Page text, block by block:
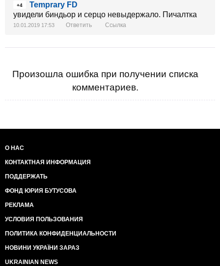
+4
Temprary FD
увидели биндьор и серцо невыдержало. Пичалтка
10.01.2019 17:53 Ответить Ссылка
Произошла ошибка при получении списка
комментариев.
О НАС
КОНТАКТНАЯ ИНФОРМАЦИЯ
ПОДДЕРЖАТЬ
ФОНД ЮРИЯ БУТУСОВА
РЕКЛАМА
УСЛОВИЯ ПОЛЬЗОВАНИЯ
ПОЛИТИКА КОНФИДЕНЦИАЛЬНОСТИ
НОВИНИ УКРАЇНИ ЗАРАЗ
UKRAINIAN NEWS